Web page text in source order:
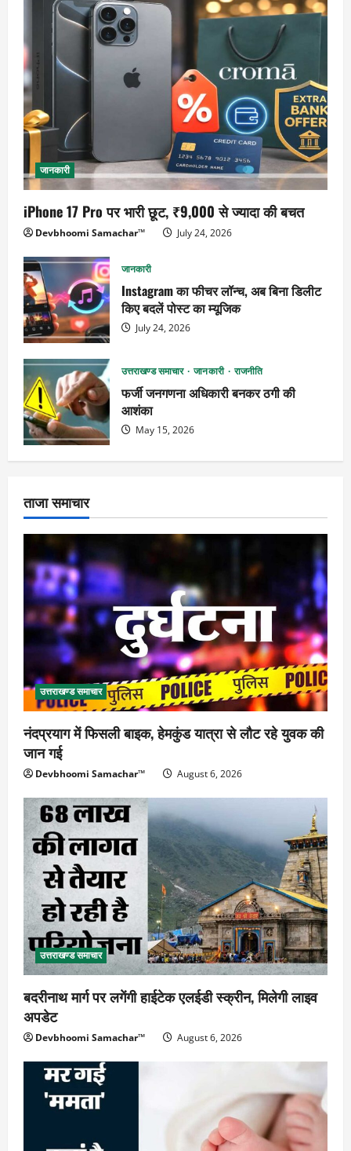
जानकारी
iPhone 17 Pro पर भारी छूट, ₹9,000 से ज्यादा की बचत
Devbhoomi Samachar™ July 24, 2026
जानकारी
Instagram का फीचर लॉन्च, अब बिना डिलीट
किए बदलें पोस्ट का म्यूजिक
July 24, 2026
उत्तराखण्ड समाचार जानकारी राजनीति
फर्जी जनगणना अधिकारी बनकर ठगी की
आशंका
May 15, 2026
ताजा समाचार
उत्तराखण्ड समाचार
नंदप्रयाग में फिसली बाइक, हेमकुंड यात्रा से लौट रहे युवक की
जान गई
Devbhoomi Samachar™ August 6, 2026
उत्तराखण्ड समाचार
बदरीनाथ मार्ग पर लगेंगी हाईटेक एलईडी स्क्रीन, मिलेगी लाइव
अपडेट
Devbhoomi Samachar™ August 6, 2026